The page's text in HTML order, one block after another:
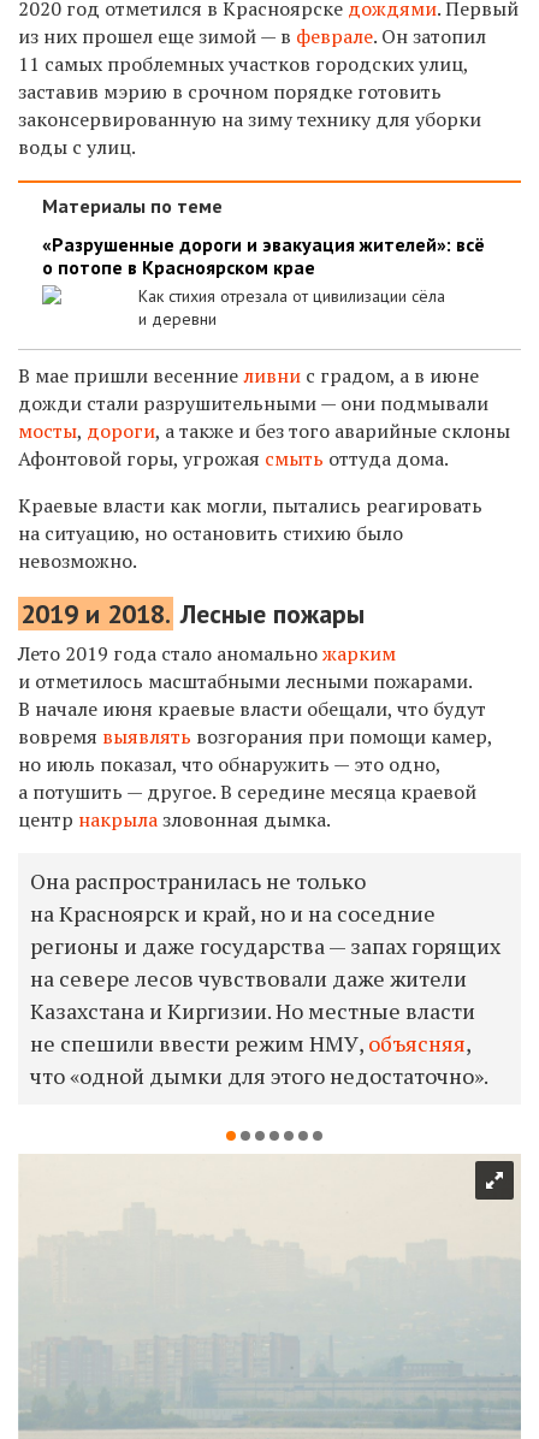
2020 год отметился в Красноярске дождями. Первый
из них прошел еще зимой — в феврале. Он затопил
11 самых проблемных участков городских улиц,
заставив мэрию в срочном порядке готовить
законсервированную на зиму технику для уборки
воды с улиц.
Материалы по теме
«Разрушенные дороги и эвакуация жителей»: всё
о потопе в Красноярском крае
Как стихия отрезала от цивилизации сёла
и деревни
В мае пришли весенниеливни с градом, а в июне
дожди стали разрушительными — они подмывали
мосты, дороги, а также и без того аварийные склоны
Афонтовой горы, угрожая смыть оттуда дома.
Краевые власти как могли, пытались реагировать
на ситуацию, но остановить стихию было
невозможно.
2019 и 2018. Лесные пожары
Лето 2019 года стало аномальножарким
и отметилось масштабными лесными пожарами.
В начале июня краевые власти обещали, что будут
вовремя выявлять возгорания при помощи камер,
но июль показал, что обнаружить — это одно,
а потушить — другое. В середине месяца краевой
центр накрылазловонная дымка.
Она распространилась не только
на Красноярск и край, но и на соседние
регионы и даже государства — запах горящих
на севере лесов чувствовали даже жители
Казахстана и Киргизии. Но местные власти
не спешили ввести режим НМУ, объясняя,
что «одной дымки для этого недостаточно».